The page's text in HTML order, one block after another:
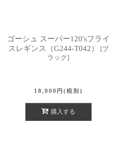
ゴーシュ スーパー120'sフライ
スレギンス（G244-T042）
[ブ
ラック]
18,000 円 (税別)
購入する